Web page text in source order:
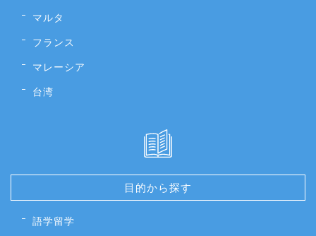
マルタ
フランス
マレーシア
台湾
目的から探す
語学留学